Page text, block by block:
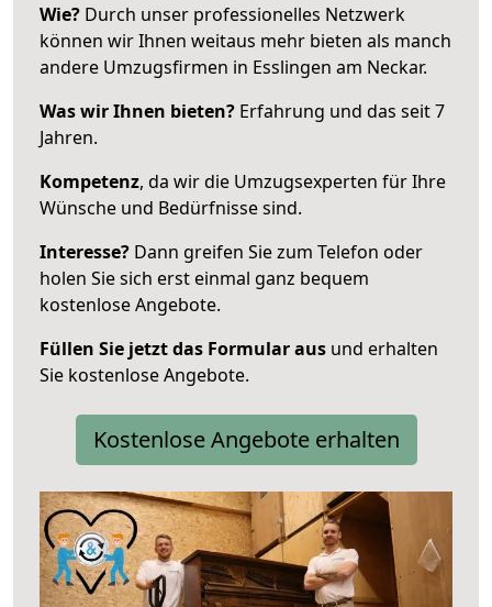
Wie? Durch unser professionelles Netzwerk
können wir Ihnen weitaus mehr bieten als manch
andere Umzugsfirmen in Esslingen am Neckar.
Was wir Ihnen bieten? Erfahrung und das seit 7
Jahren.
Kompetenz, da wir die Umzugsexperten für Ihre
Wünsche und Bedürfnisse sind.
Interesse? Dann greifen Sie zum Telefon oder
holen Sie sich erst einmal ganz bequem
kostenlose Angebote.
Füllen Sie jetzt das Formular aus und erhalten
Sie kostenlose Angebote.
Kostenlose Angebote erhalten